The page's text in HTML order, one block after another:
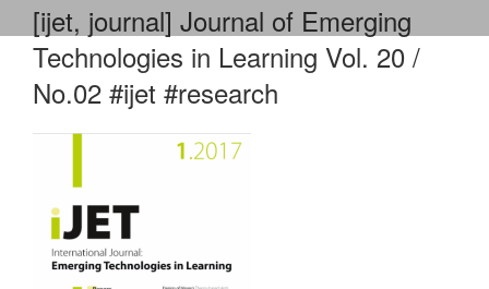
[ijet, journal] Journal of Emerging
Technologies in Learning Vol. 20 /
No.02 #ijet #research